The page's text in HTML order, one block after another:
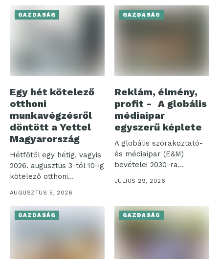
GAZDASÁG
Egy hét kötelező
otthoni
munkavégzésről
döntött a Yettel
Magyarország
Hétfőtől egy hétig, vagyis
2026. augusztus 3-tól 10-ig
kötelező otthoni
AUGUSZTUS 5, 2026
GAZDASÁG
Reklám, élmény,
profit - A globális
médiaipar
egyszerű képlete
A globális szórakoztató-
és médiaipar (E&M)
bevételei 2030-ra
elérhetik a 4,2 ezer...
JÚLIUS 29, 2026
GAZDASÁG GAZDASÁG